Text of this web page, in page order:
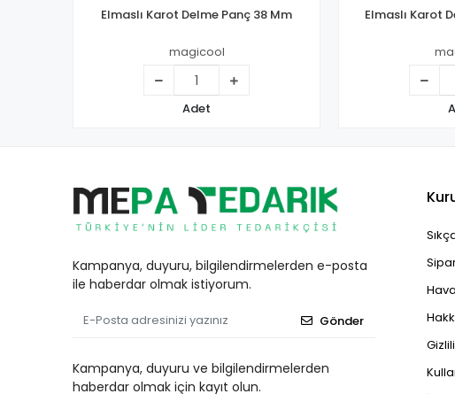
Elmaslı Karot Delme Panç 38 Mm
magicool
Adet
Elmaslı Karot
Kampanya, duyuru, bilgilendirmelerden e-posta
ile haberdar olmak istiyorum.
Gönder
Kampanya, duyuru ve bilgilendirmelerden
haberdar olmak için kayıt olun.